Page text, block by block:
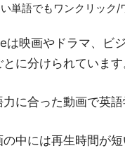
単語でもワンクリック/
は映画やドラマ、ビ
に分けられています
力に合った動画で英
の中には再生時間が